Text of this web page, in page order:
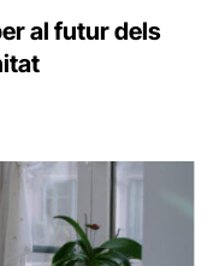
al futur dels